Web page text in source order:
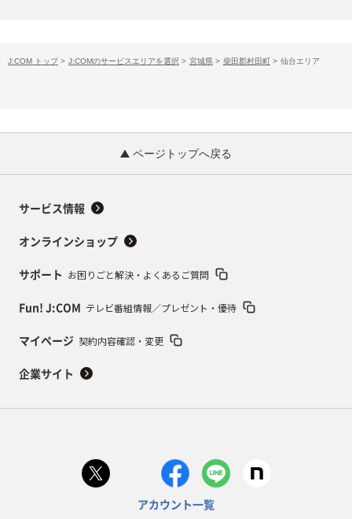
J:COM トップ > J:COMのサービスエリアを選択 > 宮城県 > 柴田郡村田町 > 仙台エリア
ページトップへ戻る
サービス情報
オンラインショップ
サポート お困りごと解決・よくあるご質問
Fun! J:COM テレビ番組情報／プレゼント・優待
マイページ 契約内容確認・変更
企業サイト
アカウント一覧